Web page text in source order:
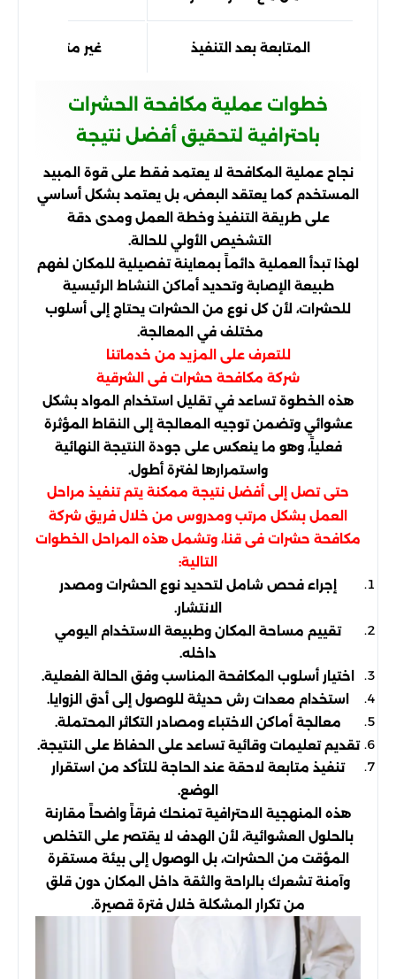
المتابعة بعد التنفيذ غير متوفرة
خطوات عملية مكافحة الحشرات
باحترافية لتحقيق أفضل نتيجة
نجاح عملية المكافحة لا يعتمد فقط على قوة المبيد
المستخدم كما يعتقد البعض، بل يعتمد بشكل أساسي
على طريقة التنفيذ وخطة العمل ومدى دقة
التشخيص الأولي للحالة.
لهذا تبدأ العملية دائماً بمعاينة تفصيلية للمكان لفهم
طبيعة الإصابة وتحديد أماكن النشاط الرئيسية
للحشرات، لأن كل نوع من الحشرات يحتاج إلى أسلوب
مختلف في المعالجة.
للتعرف على المزيد من خدماتنا
شركة مكافحة حشرات فى الشرقية
هذه الخطوة تساعد في تقليل استخدام المواد بشكل
عشوائي وتضمن توجيه المعالجة إلى النقاط المؤثرة
فعلياً، وهو ما ينعكس على جودة النتيجة النهائية
واستمرارها لفترة أطول.
حتى تصل إلى أفضل نتيجة ممكنة يتم تنفيذ مراحل
العمل بشكل مرتب ومدروس من خلال فريق شركة
مكافحة حشرات فى قنا، وتشمل هذه المراحل الخطوات
التالية:
إجراء فحص شامل لتحديد نوع الحشرات ومصدر
الانتشار.
تقييم مساحة المكان وطبيعة الاستخدام اليومي
داخله.
اختيار أسلوب المكافحة المناسب وفق الحالة الفعلية.
استخدام معدات رش حديثة للوصول إلى أدق الزوايا.
معالجة أماكن الاختباء ومصادر التكاثر المحتملة.
تقديم تعليمات وقائية تساعد على الحفاظ على النتيجة.
تنفيذ متابعة لاحقة عند الحاجة للتأكد من استقرار
الوضع.
هذه المنهجية الاحترافية تمنحك فرقاً واضحاً مقارنة
بالحلول العشوائية، لأن الهدف لا يقتصر على التخلص
المؤقت من الحشرات، بل الوصول إلى بيئة مستقرة
وآمنة تشعرك بالراحة والثقة داخل المكان دون قلق
من تكرار المشكلة خلال فترة قصيرة.